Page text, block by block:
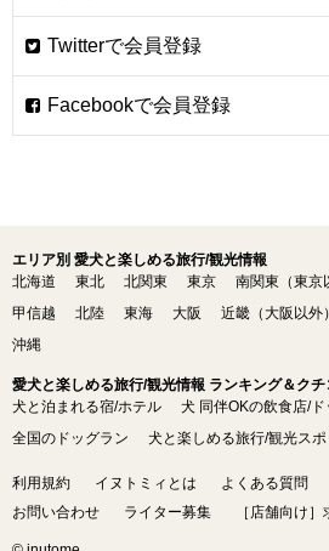
エリア別 愛犬と楽しめる旅行/観光情報
北海道
東北 北関東 東京 南関東（東京
甲信越
北陸 東海 大阪 近畿（大阪以外）
沖縄
愛犬と楽しめる旅行/観光情報 ランキング＆クチ
犬と泊まれる宿/ホテル
犬 同伴OKの飲食店/ド
全国のドッグラン
犬と楽しめる旅行/観光スポ
利用規約 イヌトミィとは よくある質問
お問い合わせ
ライター募集 ［店舗向け